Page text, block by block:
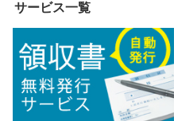
サービス一覧